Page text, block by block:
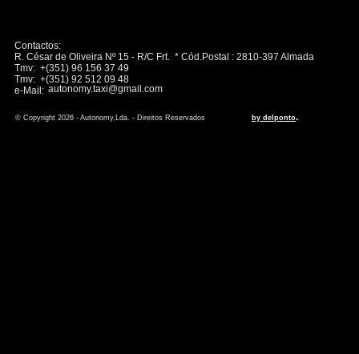
Contactos:
R. César de Oliveira Nº 15 - R/C Frt. * Cód.Postal : 2810-397 Almada
Tmv: +(351) 96 156 37 49
Tmv: +(351) 92 512 09 48
e-Mail:
© Copyright 2026 - Autonomy,Lda. - Direitos Reservados by delponto.
autonomy.taxi@gmail.com